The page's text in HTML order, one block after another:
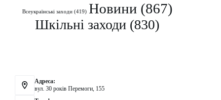
Всеукраїнські заходи(419) Новини (867)
Шкільні заходи (830)
Адреса:
вул. 30 років Перемоги, 155